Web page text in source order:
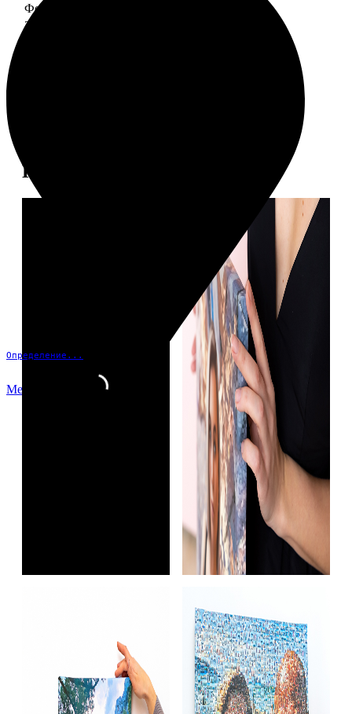
Определение...
Меню
ФотоМозаика
30х40 пенокартон
Примеры работ